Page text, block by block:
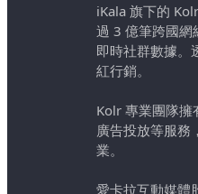
iKala 旗下的
過 3 億筆跨國網
即時社群數據。
紅行銷。
Kolr 專業團隊擁
廣告投放等服務
業。
愛卡拉互動媒體